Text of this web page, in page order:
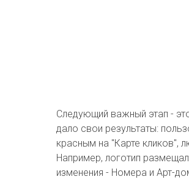
Следующий важный этап -
дало свои результаты:
красным на "Карте кликов",
Например, логотип
изменения - Номера и Арт-